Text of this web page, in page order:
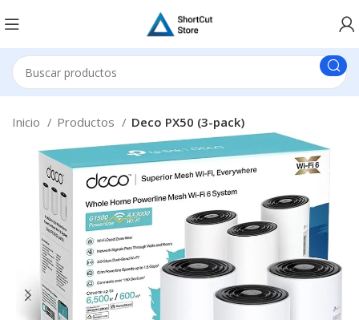
Inicio Productos Deco PX50 (3-pack)